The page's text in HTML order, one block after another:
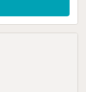
et arbres,
saisonnière: 01.Mar.